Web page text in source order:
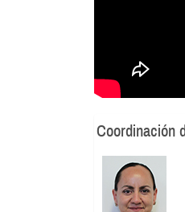
Coordinación